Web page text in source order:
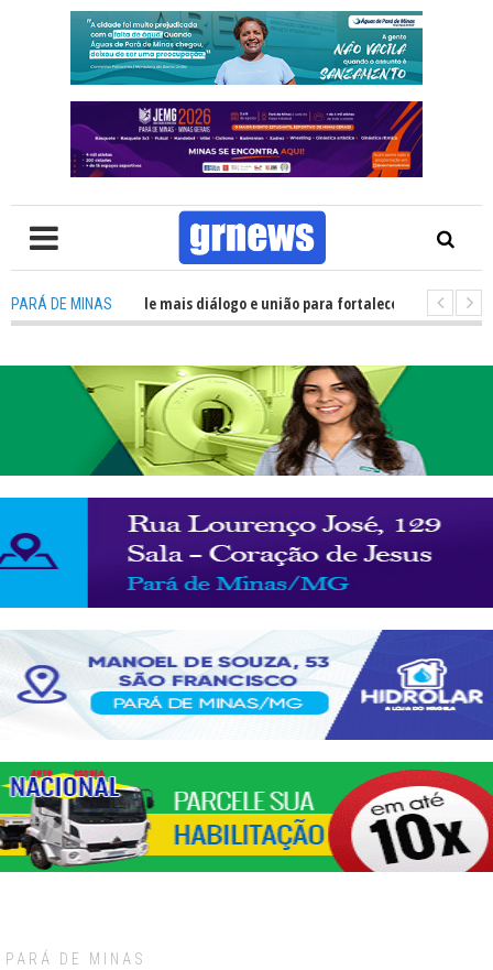
PARÁ DE MINAS
Política precisa de mais diálogo e união para fortalecer Minas e Pará de
PARÁ DE MINAS